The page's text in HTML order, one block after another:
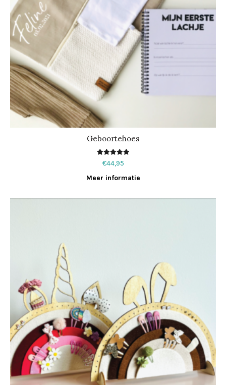
Geboortehoes
Waardering
5.00
€44,95
Meer informatie